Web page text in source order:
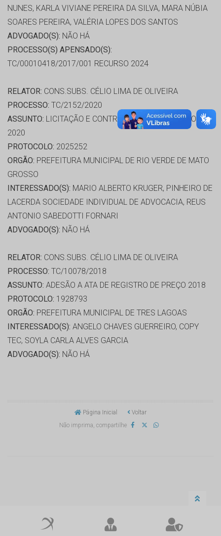
NUNES, KARLA VIVIANE PEREIRA DA SILVA, MARA NÚBIA
SOARES PEREIRA, VALÉRIA LOPES DOS SANTOS
ADVOGADO(S): NÃO HÁ
PROCESSO(S) APENSADO(S):
TC/00010418/2017/001 RECURSO 2024
RELATOR: CONS.SUBS. CÉLIO LIMA DE OLIVEIRA
PROCESSO: TC/2152/2020
ASSUNTO: LICITAÇÃO E CONTRATO ADMINISTRATIVO
2020
PROTOCOLO: 2025252
ORGÃO: PREFEITURA MUNICIPAL DE RIO VERDE DE MATO
GROSSO
INTERESSADO(S): MARIO ALBERTO KRUGER, PINHEIRO DE
LACERDA SOCIEDADE INDIVIDUAL DE ADVOCACIA, REUS
ANTONIO SABEDOTTI FORNARI
ADVOGADO(S): NÃO HÁ
RELATOR: CONS.SUBS. CÉLIO LIMA DE OLIVEIRA
PROCESSO: TC/10078/2018
ASSUNTO: ADESÃO A ATA DE REGISTRO DE PREÇO 2018
PROTOCOLO: 1928793
ORGÃO: PREFEITURA MUNICIPAL DE TRES LAGOAS
INTERESSADO(S): ANGELO CHAVES GUERREIRO, COPY
TEC, SOYLA CARLA ALVES GARCIA
ADVOGADO(S): NÃO HÁ
Página Inicial
Voltar
Não imprima, compartilhe